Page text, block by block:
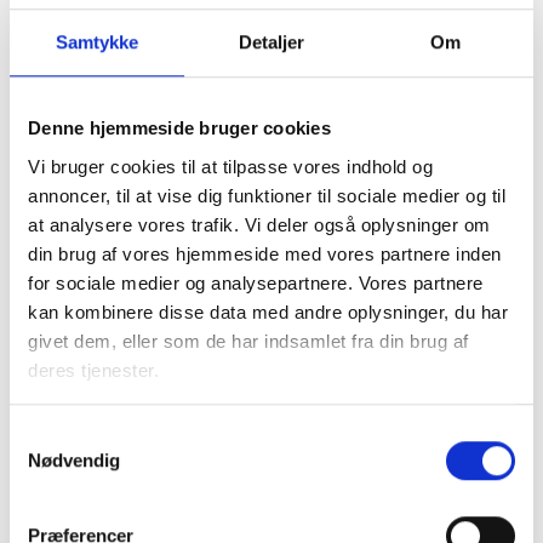
Samtykke Detaljer Om
Denne hjemmeside bruger cookies
Vi bruger cookies til at tilpasse vores indhold og
annoncer, til at vise dig funktioner til sociale medier og til
at analysere vores trafik. Vi deler også oplysninger om
din brug af vores hjemmeside med vores partnere inden
for sociale medier og analysepartnere. Vores partnere
kan kombinere disse data med andre oplysninger, du har
givet dem, eller som de har indsamlet fra din brug af
deres tjenester.
Nødvendig
Præferencer
Mail: mds@bl.dk
Gitte Brødsgaard
Vesti
Kredskonsulent 6. og 10. kreds
Tlf: 29 21 77 10
Mail: gbv@bl.dk